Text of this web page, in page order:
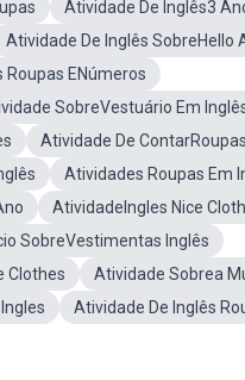
Atividade De Inglês3
Atividade De Inglês SobreHello
Roupas ENúmeros
SobreVestuário Em
Atividade De
Atividades Roupas Em
AtividadeIngles Nice
SobreVestimentas Inglês
Clothes
Atividade Sobrea
Atividade De Inglês